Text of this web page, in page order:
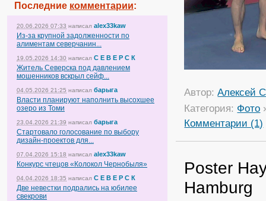
Последние комментарии:
20.06.2026 07:33 написал alex33kaw
Из-за крупной задолженности по
алиментам северчанин...
19.05.2026 14:30 написал С Е В Е Р С К
Житель Северска под давлением
мошенников вскрыл сейф...
04.05.2026 21:25 написал барыга
Власти планируют наполнить высохшее
озеро из Томи
23.04.2026 21:39 написал барыга
Стартовало голосование по выбору
дизайн-проектов для...
07.04.2026 15:18 написал alex33kaw
Конкурс чтецов «Колокол Чернобыля»
04.04.2026 18:35 написал С Е В Е Р С К
Две невестки подрались на юбилее
свекрови
Автор:Алексей
Категория: Фото
Комментарии (1)
Poster
Hamburg